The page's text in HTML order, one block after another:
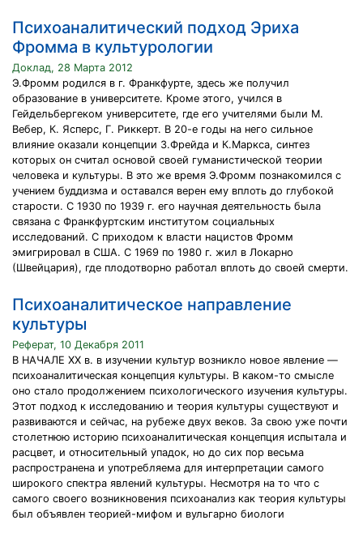
Психоаналитический подход Эриха
Фромма в культурологии
Доклад, 28 Марта 2012
Э.Фромм родился в г. Франкфурте, здесь же получил
образование в университете. Кроме этого, учился в
Гейдельбергеком университете, где его учителями были М.
Вебер, К. Ясперс, Г. Риккерт. В 20-е годы на него сильное
влияние оказали концепции З.Фрейда и К.Маркса, синтез
которых он считал основой своей гуманистической теории
человека и культуры. В это же время Э.Фромм познакомился с
учением буддизма и оставался верен ему вплоть до глубокой
старости. С 1930 по 1939 г. его научная деятельность была
связана с Франкфуртским институтом социальных
исследований. С приходом к власти нацистов Фромм
эмигрировал в США. С 1969 по 1980 г. жил в Локарно
(Швейцария), где плодотворно работал вплоть до своей смерти.
Психоаналитическое направление
культуры
Реферат, 10 Декабря 2011
В НАЧАЛЕ XX в. в изучении культур возникло новое явление —
психоаналитическая концепция культуры. В каком-то смысле
оно стало продолжением психологического изучения культуры.
Этот подход к исследованию и теория культуры существуют и
развиваются и сейчас, на рубеже двух веков. За свою уже почти
столетнюю историю психоаналитическая концепция испытала и
расцвет, и относительный упадок, но до сих пор весьма
распространена и употребляема для интерпретации самого
широкого спектра явлений культуры. Несмотря на то что с
самого своего возникновения психоанализ как теория культуры
был объявлен теорией-мифом и вульгарно биологи